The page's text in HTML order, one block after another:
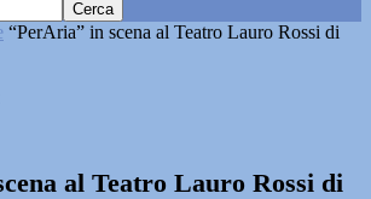
“PerAria” in scena al Teatro Lauro Rossi di
al Teatro Lauro Rossi di